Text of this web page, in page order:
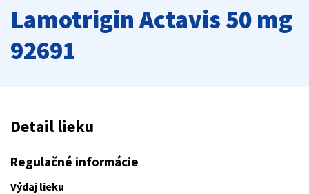
Lamotrigin Actavis 50 mg
92691
Detail lieku
Regulačné informácie
Výdaj lieku